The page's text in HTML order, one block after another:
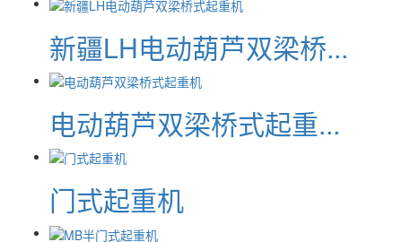
新疆LH电动葫芦双梁桥...
电动葫芦双梁桥式起重...
门式起重机